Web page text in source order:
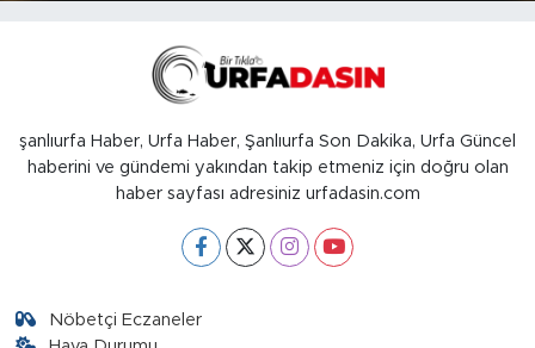
şanlıurfa Haber, Urfa Haber, Şanlıurfa Son Dakika, Urfa Güncel
haberini ve gündemi yakından takip etmeniz için doğru olan
haber sayfası adresiniz urfadasin.com
Nöbetçi Eczaneler